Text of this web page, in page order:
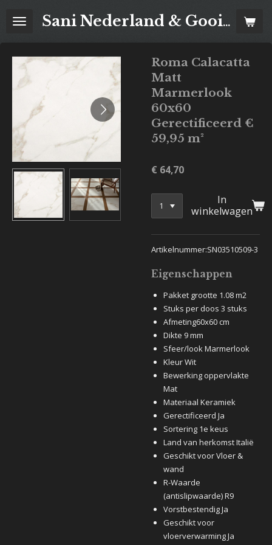
direct
hoofdinhoud
Sani Nederland & Goois Tegelhuis
Roma Calacatta
Matt
Marmerlook
60x60
Gerectificeerd €
59,95 m²
€ 64,70
In
winkelwagen
Artikelnummer:SN03510509-3
Eigenschappen
Pakket grootte 1.08 m2
Stuks per doos 3 stuks
Afmeting60x60 cm
Dikte 9 mm
Sfeer/look Marmerlook
Kleur Wit
Bewerking oppervlakte
Mat
Materiaal Keramiek
Gerectificeerd Ja
Sortering 1e keus
Land van herkomst Italië
Geschikt voor Vloer &
wand
R-Waarde
(antislipwaarde) R9
Vorstbestendig Ja
Geschikt voor
vloerverwarming Ja